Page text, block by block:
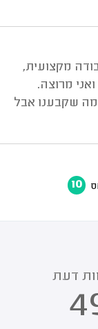
עשה עבודה מקצועית,
מרוצה.
שקבענו אבל
10
דעת